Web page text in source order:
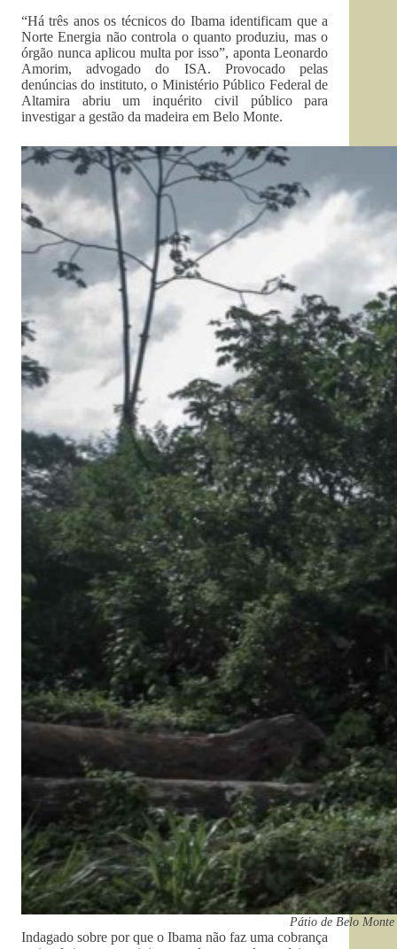
“Há três anos os técnicos do Ibama identificam que a
Norte Energia não controla o quanto produziu, mas o
órgão nunca aplicou multa por isso”, aponta Leonardo
Amorim, advogado do ISA. Provocado pelas
denúncias do instituto, o Ministério Público Federal de
Altamira abriu um inquérito civil público para
investigar a gestão da madeira em Belo Monte.
Pátio de Belo Monte
Indagado sobre por que o Ibama não faz uma cobrança